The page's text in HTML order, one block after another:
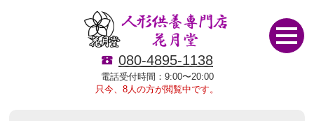
080-4895-1138
電話受付時間：9:00〜20:00
只今、8人の方が閲覧中です。